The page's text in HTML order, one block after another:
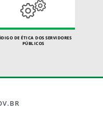
DE ÉTICA DOS SERVIDORES
PÚBLICOS